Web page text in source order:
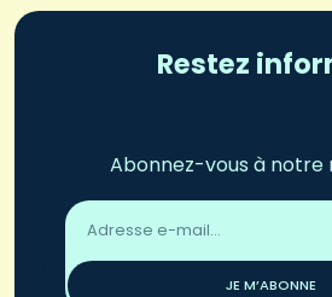
Restez
Abonnez-vous à
Adresse
email
JE M’ABONNE